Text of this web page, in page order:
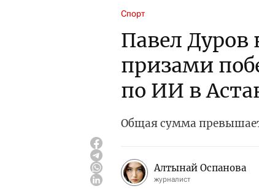
Спорт
Павел
призами
по ИИ в
Общая сумма
Алтынай Оспанова
журналист